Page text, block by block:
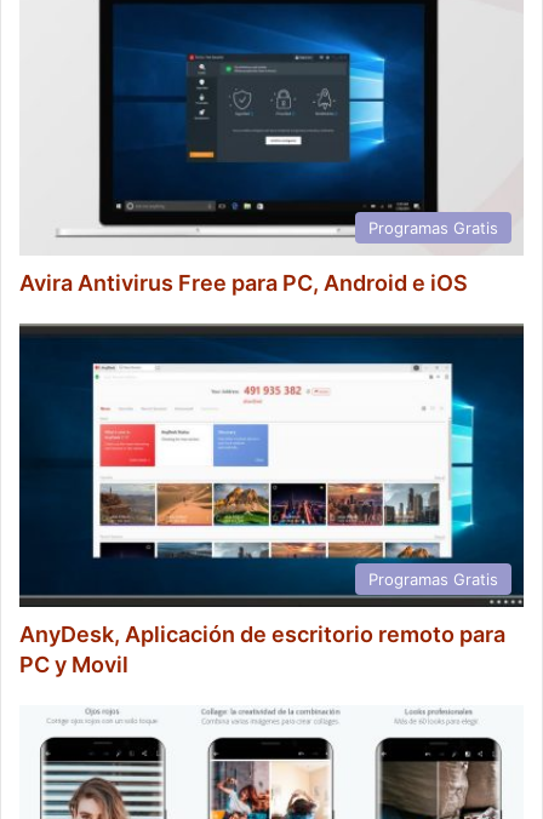
Programas Gratis
Avira Antivirus Free para PC, Android e iOS
Programas Gratis
AnyDesk, Aplicación de escritorio remoto para
PC y Movil